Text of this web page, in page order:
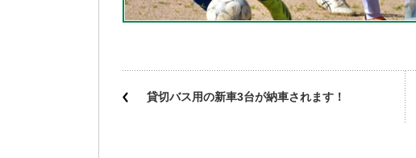
貸切バス用の新車3台が納車されます！